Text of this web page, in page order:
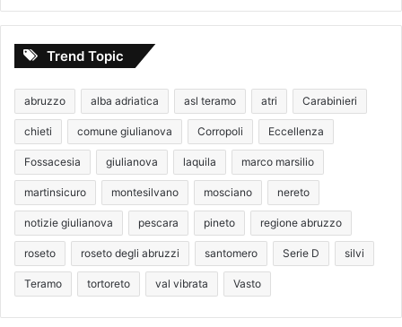
Trend Topic
abruzzo alba adriatica asl teramo atri Carabinieri
chieti comune giulianova Corropoli Eccellenza
Fossacesia giulianova laquila marco marsilio
martinsicuro montesilvano mosciano nereto
notizie giulianova pescara pineto regione abruzzo
roseto roseto degli abruzzi santomero Serie D silvi
Teramo tortoreto val vibrata Vasto